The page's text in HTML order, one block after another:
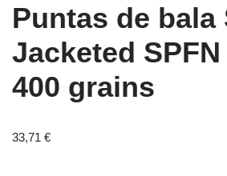
Puntas de bala
Jacketed SPFN
400 grains
33,71 €